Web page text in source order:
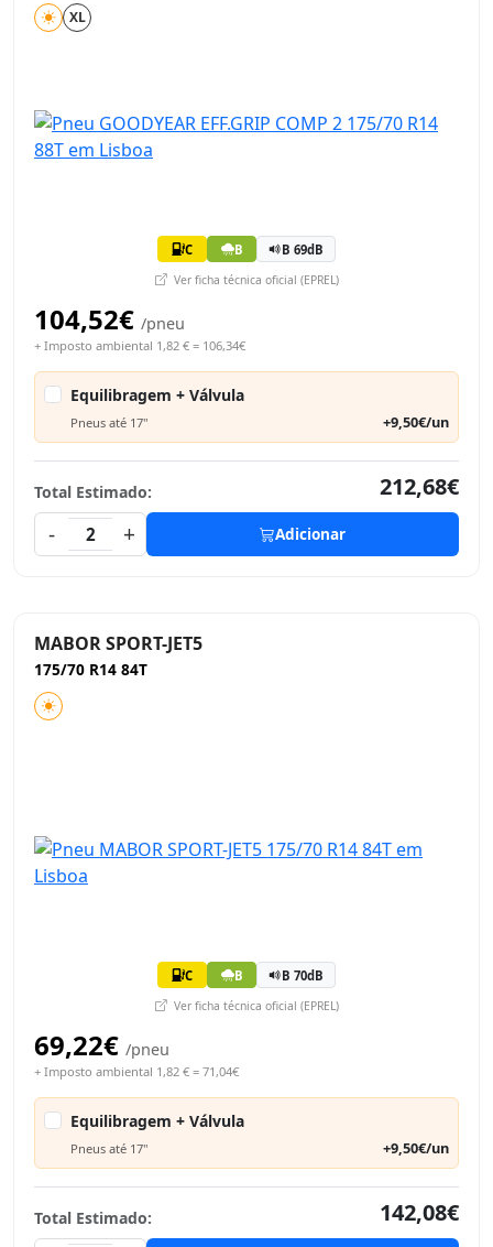
XL
C B B 69dB
Ver ficha técnica oficial (EPREL)
104,52€ /pneu
+ Imposto ambiental 1,82 € = 106,34€
Equilibragem + Válvula
Pneus até 17" +9,50€/un
Total Estimado:
212,68€
-
2 + Adicionar
MABOR SPORT-JET5
175/70 R14 84T
C B B 70dB
Ver ficha técnica oficial (EPREL)
69,22€ /pneu
+ Imposto ambiental 1,82 € = 71,04€
Equilibragem + Válvula
Pneus até 17" +9,50€/un
Total Estimado:
142,08€